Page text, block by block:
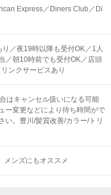
Express／Diners Club／Di
／夜19時以降も受付OK／1人
／朝10時前でも受付OK／店頭
ンクサービスあり
はキャンセル扱いになる可能
ー変更などにより待ち時間がで
い。豊川/髪質改善/カラー/トリ
メンズにもオススメ